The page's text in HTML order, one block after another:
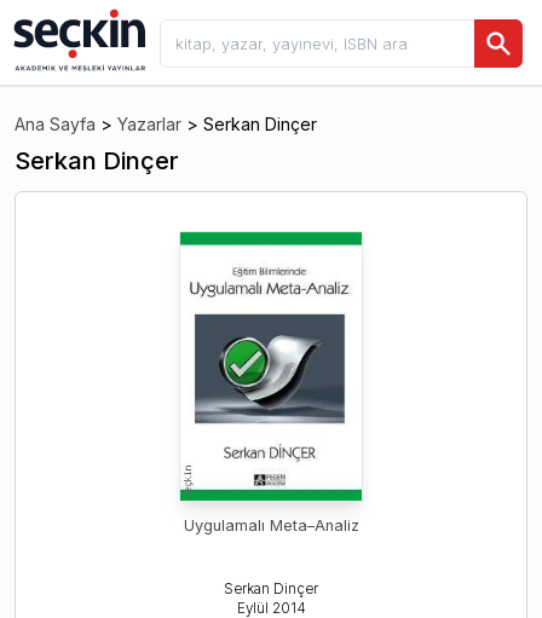
Ana Sayfa > Yazarlar > Serkan Dinçer
Serkan Dinçer
Uygulamalı Meta–Analiz
Serkan Dinçer
Eylül 2014